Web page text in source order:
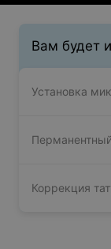
Вам будет
Установка
Коррекция